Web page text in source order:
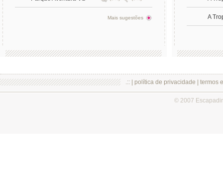
Mais sugestões A
.:: | política de privacidade termos
© 2007